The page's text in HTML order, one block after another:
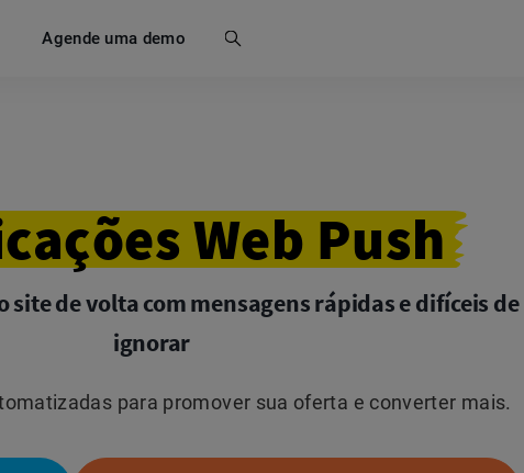
Agende uma demo
Busca
Web Push
site de volta com mensagens rápidas e difíceis de
ignorar
para promover sua oferta e converter mais.